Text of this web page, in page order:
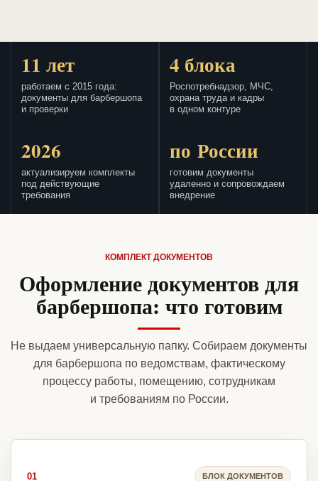
11 лет
работаем с 2015 года:
документы для барбершопа
и проверки
4 блока
Роспотребнадзор, МЧС,
охрана труда и кадры
в одном контуре
2026
актуализируем комплекты
под действующие
требования
по России
готовим документы
удаленно и сопровождаем
внедрение
КОМПЛЕКТ ДОКУМЕНТОВ
Оформление документов для
барбершопа: что готовим
Не выдаем универсальную папку. Собираем документы
для барбершопа по ведомствам, фактическому
процессу работы, помещению, сотрудникам
и требованиям по России.
01 БЛОК ДОКУМЕНТОВ